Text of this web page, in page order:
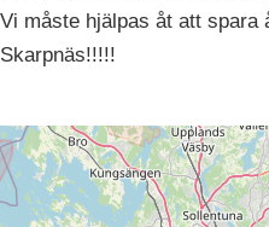
Vi måste hjälpas åt att spara
Skarpnäs!!!!!